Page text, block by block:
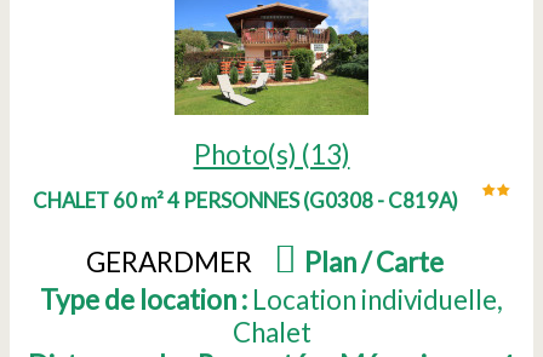
Photo(s) (13)
CHALET 60 m² 4 PERSONNES(G0308 - C819A)
GERARDMER Plan / Carte)
Type de location : Location individuelle
Chalet